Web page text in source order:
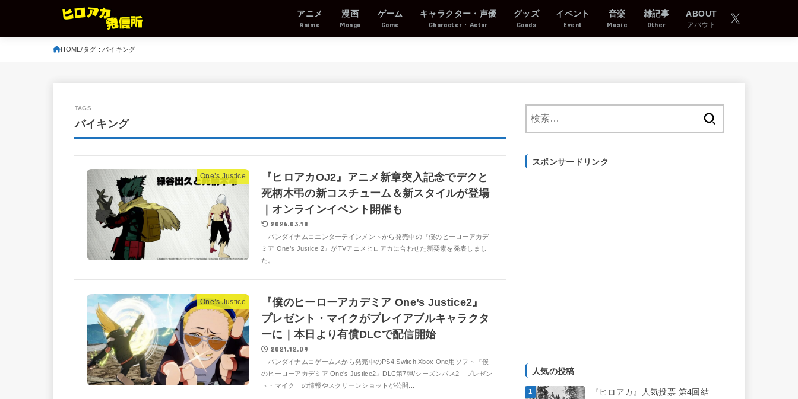
アニメ
Anime
漫画
Manga
ゲーム
Game
キャラクター・声優
Character・Actor
グッズ
Goods
イベント
Event
音楽
Music
雑記事
Other
ABOUT
アバウト
HOME タグ : バイキング
バイキング
One’s Justice
『ヒロアカOJ2』アニメ新章突入記念でデクと
死柄木弔の新コスチューム＆新スタイルが登場
｜オンラインイベント開催も
2026.03.18
バンダイナムコエンターテインメントから発売中の『僕のヒーローアカデ
ミア One’s Justice 2』がTVアニメヒロアカに合わせた新要素を発表しまし
た。
One’s Justice
『僕のヒーローアカデミア One’s Justice2』
プレゼント・マイクがプレイアブルキャラクタ
ーに｜本日より有償DLCで配信開始
2021.12.09
バンダイナムコゲームスから発売中のPS4,Switch,Xbox One用ソフト『僕
のヒーローアカデミア One’s Justice2』DLC第7弾/シーズンパス2「プレゼン
ト・マイク」の情報やスクリーンショットが公開...
スポンサードリンク
人気の投稿
『ヒロアカ』人気投票 第4回結